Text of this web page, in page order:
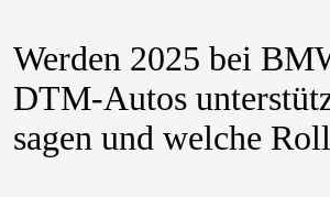
Werden 2025 bei
DTM-Autos
sagen und welche